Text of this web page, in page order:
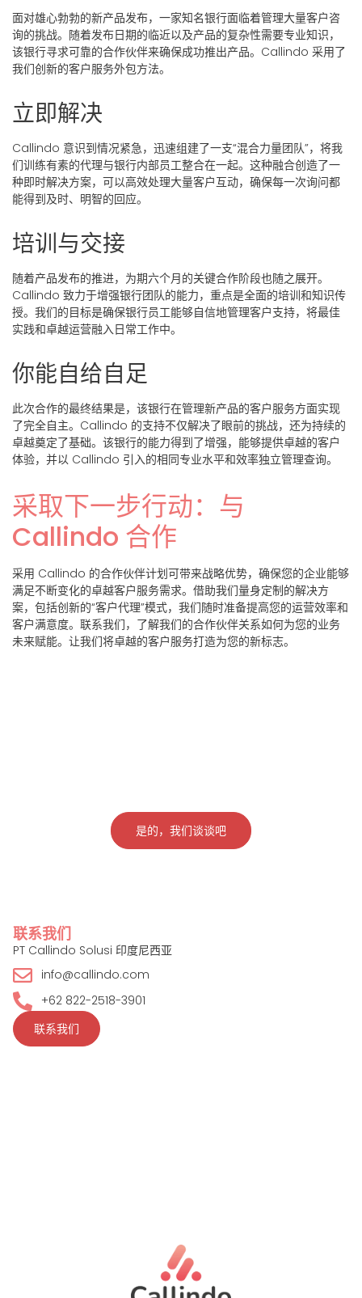
面对雄心勃勃的新产品发布，一家知名银行面临着管理大量客户咨
询的挑战。随着发布日期的临近以及产品的复杂性需要专业知识，
该银行寻求可靠的合作伙伴来确保成功推出产品。Callindo 采用了
我们创新的客户服务外包方法。
立即解决
Callindo 意识到情况紧急，迅速组建了一支“混合力量团队”，将我
们训练有素的代理与银行内部员工整合在一起。这种融合创造了一
种即时解决方案，可以高效处理大量客户互动，确保每一次询问都
能得到及时、明智的回应。
培训与交接
随着产品发布的推进，为期六个月的关键合作阶段也随之展开。
Callindo 致力于增强银行团队的能力，重点是全面的培训和知识传
授。我们的目标是确保银行员工能够自信地管理客户支持，将最佳
实践和卓越运营融入日常工作中。
你能自给自足
此次合作的最终结果是，该银行在管理新产品的客户服务方面实现
了完全自主。Callindo 的支持不仅解决了眼前的挑战，还为持续的
卓越奠定了基础。该银行的能力得到了增强，能够提供卓越的客户
体验，并以 Callindo 引入的相同专业水平和效率独立管理查询。
采取下一步行动：与
Callindo 合作
采用 Callindo 的合作伙伴计划可带来战略优势，确保您的企业能够
满足不断变化的卓越客户服务需求。借助我们量身定制的解决方
案，包括创新的“客户代理”模式，我们随时准备提高您的运营效率和
客户满意度。联系我们，了解我们的合作伙伴关系如何为您的业务
未来赋能。让我们将卓越的客户服务打造为您的新标志。
是的，我们谈谈吧
联系我们
PT Callindo Solusi 印度尼西亚
info@callindo.com
+62 822-2518-3901
联系我们